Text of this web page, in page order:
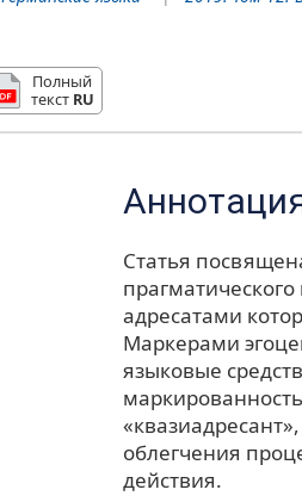
Полный
текст RU
Статья
адресатами
Маркерами
языковые
облегчения
действия.